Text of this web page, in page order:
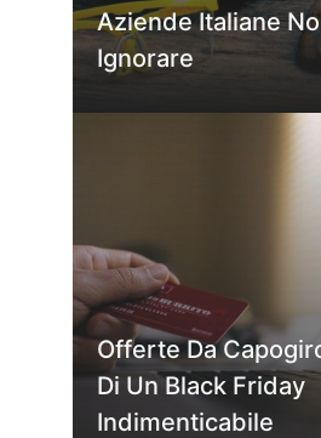
Aziende Italiane
Ignorare
Offerte Da
Di Un Black Friday
Indimenticabile